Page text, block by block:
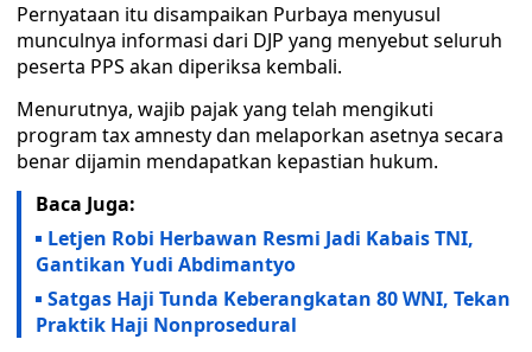
Pernyataan itu disampaikan Purbaya menyusul
munculnya informasi dari DJP yang menyebut seluruh
peserta PPS akan diperiksa kembali.
Menurutnya, wajib pajak yang telah mengikuti
program tax amnesty dan melaporkan asetnya secara
benar dijamin mendapatkan kepastian hukum.
Baca Juga:
Letjen Robi Herbawan Resmi Jadi Kabais TNI,
Gantikan Yudi Abdimantyo
Satgas Haji Tunda Keberangkatan 80 WNI, Tekan
Praktik Haji Nonprosedural